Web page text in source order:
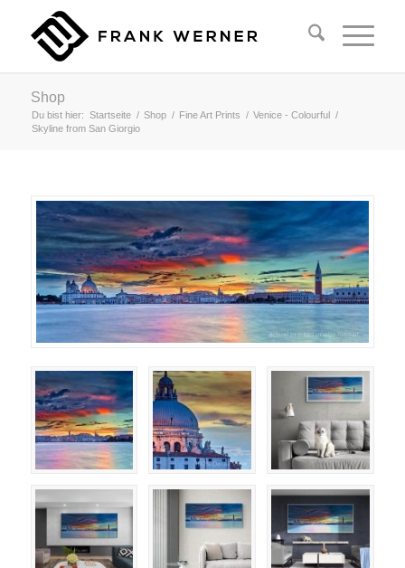
Shop
Du bist hier: Startseite / Shop / Fine Art Prints / Venice - Colourful /
Skyline from San Giorgio